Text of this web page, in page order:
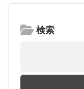
検索